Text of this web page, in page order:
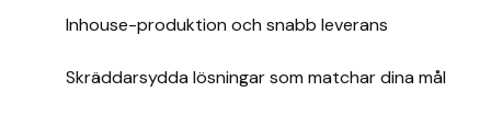
Inhouse-produktion och snabb leverans
Skräddarsydda lösningar som matchar dina mål